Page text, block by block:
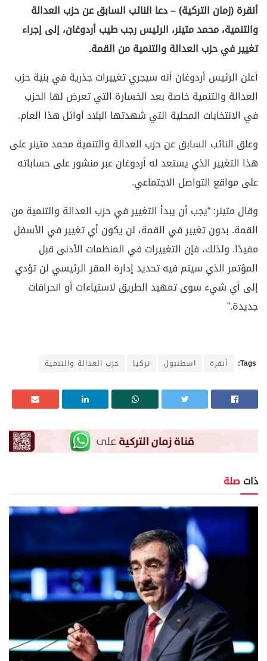
أنقرة (زمان التركية) – دعا النائب السابق عن حزب العدالة
والتنمية، محمد متينر، الرئيس رجب طيب أردوغان، إلى إجراء
تغيير في حزب العدالة والتنمية من القمة.
أعلن الرئيس أردوغان أنه سيجري تغييرات جذرية في بنية حزب
العدالة والتنمية خاصة بعد الخسارة التي تعرض لها الحزب
في الانتخابات المحلية التي شهدتها البلاد أوائل هذا العام.
وعلق النائب السابق عن حزب العدالة والتنمية محمد متينر على
هذا التغيير الذي يستعد له أردوغان عبر منشور على حساباته
على مواقع التواصل الاجتماعي.
وقال متينر: “يجب أن يبدأ التغيير في حزب العدالة والتنمية من
القمة. بدون تغيير في القمة، لن يكون أي تغيير في الأسفل
مفيدًا. ولذلك، فإن التغييرات في المنظمات الأدنى قبل
المؤتمر الذي سيتم فيه تحديد إدارة المقر الرئيسي لن تؤدي
إلى أي شيء سوى تمهيد الطريق لاستياءات أو انحرافات
جديدة.”
Tags: أنقرة اسطنبول تركيا حزب العدالة والتنمية
ذات صلة